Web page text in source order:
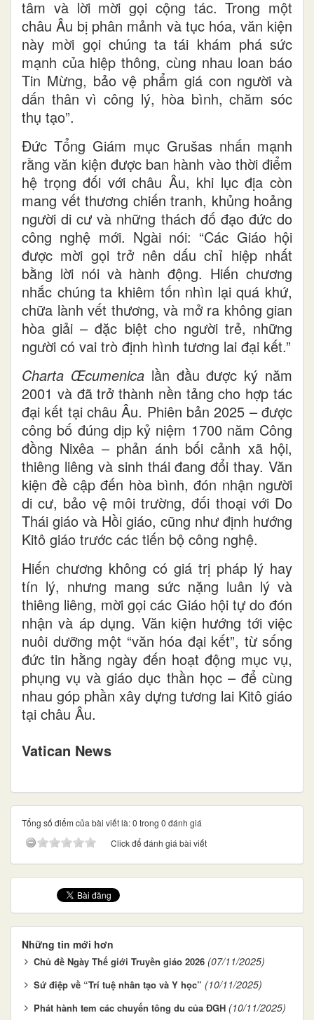
tâm và lời mời gọi cộng tác. Trong một
châu Âu bị phân mảnh và tục hóa, văn kiện
này mời gọi chúng ta tái khám phá sức
mạnh của hiệp thông, cùng nhau loan báo
Tin Mừng, bảo vệ phẩm giá con người và
dấn thân vì công lý, hòa bình, chăm sóc
thụ tạo”.
Đức Tổng Giám mục Grušas nhấn mạnh
rằng văn kiện được ban hành vào thời điểm
hệ trọng đối với châu Âu, khi lục địa còn
mang vết thương chiến tranh, khủng hoảng
người di cư và những thách đố đạo đức do
công nghệ mới. Ngài nói: “Các Giáo hội
được mời gọi trở nên dấu chỉ hiệp nhất
bằng lời nói và hành động. Hiến chương
nhắc chúng ta khiêm tốn nhìn lại quá khứ,
chữa lành vết thương, và mở ra không gian
hòa giải – đặc biệt cho người trẻ, những
người có vai trò định hình tương lai đại kết.”
Charta Œcumenicalần đầu được ký năm
2001 và đã trở thành nền tảng cho hợp tác
đại kết tại châu Âu. Phiên bản 2025 – được
công bố đúng dịp kỷ niệm 1700 năm Công
đồng Nixêa – phản ánh bối cảnh xã hội,
thiêng liêng và sinh thái đang đổi thay. Văn
kiện đề cập đến hòa bình, đón nhận người
di cư, bảo vệ môi trường, đối thoại với Do
Thái giáo và Hồi giáo, cũng như định hướng
Kitô giáo trước các tiến bộ công nghệ.
Hiến chương không có giá trị pháp lý hay
tín lý, nhưng mang sức nặng luân lý và
thiêng liêng, mời gọi các Giáo hội tự do đón
nhận và áp dụng. Văn kiện hướng tới việc
nuôi dưỡng một “văn hóa đại kết”, từ sống
đức tin hằng ngày đến hoạt động mục vụ,
phụng vụ và giáo dục thần học – để cùng
nhau góp phần xây dựng tương lai Kitô giáo
tại châu Âu.
Vatican News
Tổng số điểm của bài viết là: 0 trong 0 đánh giá
Click để đánh giá bài viết
Những tin mới hơn
Chủ đề Ngày Thế giới Truyền giáo 2026 (07/11/2025)
Sứ điệp về “Trí tuệ nhân tạo và Y học” (10/11/2025)
Phát hành tem các chuyến tông du của ĐGH (10/11/2025)